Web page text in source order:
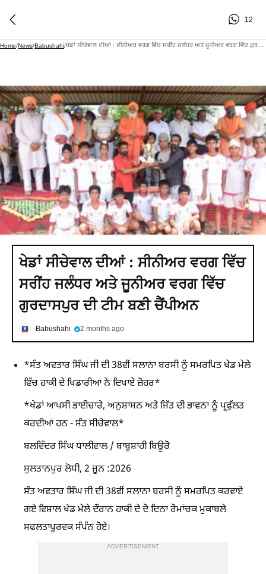
12
Home/News/Babushahi/ ਖੇਡਾਂ ਸੀਚੇਵਾਲ ਦੀਆਂ : ਸੀਨੀਅਰ ਵਰਗ ਵਿੱਚ ਸਰੀਂਹ ਜਲੰਧਰ ਅਤੇ ਜੂਨੀਅਰ ਵਰਗ ਵਿੱਚ ਗੁਰਦਾਸਪੁਰ ਦੀ ਟੀਮ ਬਣੀ ਚੈਂਪੀਅਨ
ਖੇਡਾਂ ਸੀਚੇਵਾਲ ਦੀਆਂ : ਸੀਨੀਅਰ ਵਰਗ ਵਿੱਚ
ਸਰੀਂਹ ਜਲੰਧਰ ਅਤੇ ਜੂਨੀਅਰ ਵਰਗ ਵਿੱਚ
ਗੁਰਦਾਸਪੁਰ ਦੀ ਟੀਮ ਬਣੀ ਚੈਂਪੀਅਨ
Babushahi 2 months ago
*ਸੰਤ ਅਵਤਾਰ ਸਿੰਘ ਜੀ ਦੀ 38ਵੀਂ ਸਲਾਨਾ ਬਰਸੀ ਨੂੰ ਸਮਰਪਿਤ ਖੇਡ ਮੇਲੇ
ਵਿੱਚ ਹਾਕੀ ਦੇ ਖਿਡਾਰੀਆਂ ਨੇ ਦਿਖਾਏ ਜ਼ੋਹਰ*
*ਖੇਡਾਂ ਆਪਸੀ ਭਾਈਚਾਰੇ, ਅਨੁਸ਼ਾਸਨ ਅਤੇ ਜਿੱਤ ਦੀ ਭਾਵਨਾ ਨੂੰ ਪ੍ਰਫੁੱਲਤ
ਕਰਦੀਆਂ ਹਨ - ਸੰਤ ਸੀਚੇਵਾਲ*
ਬਲਵਿੰਦਰ ਸਿੰਘ ਧਾਲੀਵਾਲ / ਬਾਬੂਸ਼ਾਹੀ ਬਿਊਰੋ
ਸੁਲਤਾਨਪੁਰ ਲੋਧੀ, 2 ਜੂਨ :2026
ਸੰਤ ਅਵਤਾਰ ਸਿੰਘ ਜੀ ਦੀ 38ਵੀਂ ਸਲਾਨਾ ਬਰਸੀ ਨੂੰ ਸਮਰਪਿਤ ਕਰਵਾਏ
ਗਏ ਵਿਸ਼ਾਲ ਖੇਡ ਮੇਲੇ ਦੌਰਾਨ ਹਾਕੀ ਦੇ ਦੋ ਦਿਨਾ ਰੋਮਾਂਚਕ ਮੁਕਾਬਲੇ
ਸਫਲਤਾਪੂਰਵਕ ਸੰਪੰਨ ਹੋਏ।
ADVERTISEMENT